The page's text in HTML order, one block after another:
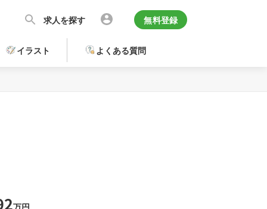
求人を探す 無料登録
イラスト よくある質問
万円